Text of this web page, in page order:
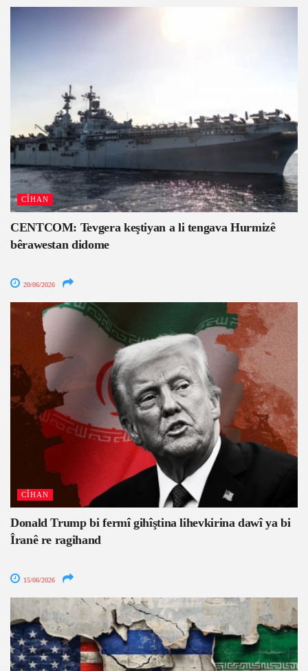
CÎHAN
CENTCOM: Tevgera keştiyan a li tengava Hurmizê
bêrawestan didome
20/06/2026
CÎHAN
Donald Trump bi fermî gihîştina lihevkirina dawî ya bi
Îranê re ragihand
15/06/2026